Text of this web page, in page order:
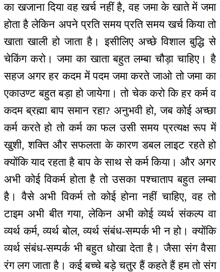
का खजाना दिया वह खर्च नहीं है, वह जमा के खाते में जमा
होता है लेकिन अपने प्रति समय प्रति समय खर्च किया तो
खाता खाली हो जाता है। इसीलिए अच्छे विशाल बुद्धि से
चेकिंग करो। जमा का खाता बहुत लम्बा चौड़ा चाहिए। है
सहज अगर हर कदम में पदम जमा करते जाओ तो जमा का
एकाउण्ट बहुत बड़ा हो जायेगा। तो चेक करो कि हर कर्म व
कदम ब्रह्मा बाप समान रहा? अनुभवी हो, जब कोई अच्छा
कर्म करते हो तो कर्म का फल उसी समय प्रत्यक्ष रूप में
खुशी, शक्ति और सफलता के कारण डबल लाइट रहते हो
क्योंकि याद रहता है बाप के साथ से कर्म किया। और अगर
अभी कोई विकर्म होता है तो उसका पश्चाताप बहुत लम्बा
है। वैसे अभी विकर्म तो कोई होना नहीं चाहिए, वह तो
टाइम अभी बीत गया, लेकिन अभी कोई व्यर्थ संकल्प वा
व्यर्थ कर्म, व्यर्थ बोल, व्यर्थ संबंध-सम्पर्क भी न हो। क्योंकि
व्यर्थ संबंध-सम्पर्क भी बहुत धोखा देता है। जैसा संग वैसा
रंग लग जाता है। कई बच्चे बड़े चतुर हैं कहते हैं हम तो संग